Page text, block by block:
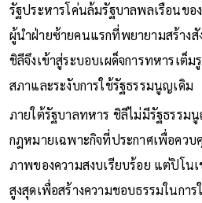
รัฐประหารโค่นล้มรัฐบาลพลเรือนของ
ผู้นำฝ่ายซ้ายคนแรกที่พยายามสร้าง
ชิลีจึงเข้าสู่ระบอบเผด็จการทหารเต็
สภาและระงับการใช้รัฐธรรมนูญเดิม
ภายใต้รัฐบาลทหาร ชิลีไม่มีรัฐธรรม
กฎหมายเฉพาะกิจที่ประกาศเพื่อควบ
ภาพของความสงบเรียบร้อย แต่ปิโน
สูงสุดเพื่อสร้างความชอบธรรมในการ